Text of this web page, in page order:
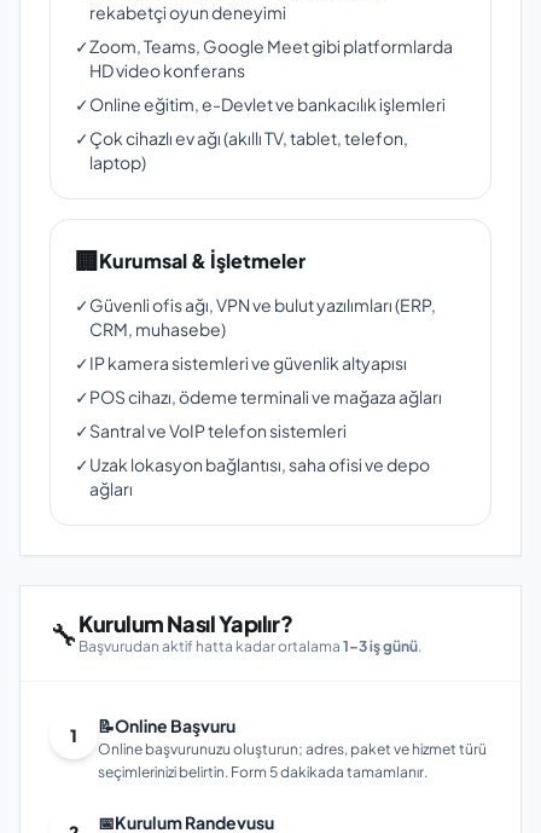
rekabetçi oyun deneyimi
✓Zoom, Teams, Google Meet gibi platformlarda
HD video konferans
✓Online eğitim, e-Devlet ve bankacılık işlemleri
✓Çok cihazlı ev ağı (akıllı TV, tablet, telefon,
laptop)
🏢Kurumsal & İşletmeler
✓Güvenli ofis ağı, VPN ve bulut yazılımları (ERP,
CRM, muhasebe)
✓IP kamera sistemleri ve güvenlik altyapısı
✓POS cihazı, ödeme terminali ve mağaza ağları
✓Santral ve VoIP telefon sistemleri
✓Uzak lokasyon bağlantısı, saha ofisi ve depo
ağları
🔧Kurulum Nasıl Yapılır?
Başvurudan aktif hatta kadar ortalama 1–3 iş günü.
1 📝Online Başvuru
Online başvurunuzu oluşturun; adres, paket ve hizmet türü
seçimlerinizi belirtin. Form 5 dakikada tamamlanır.
📅Kurulum Randevusu